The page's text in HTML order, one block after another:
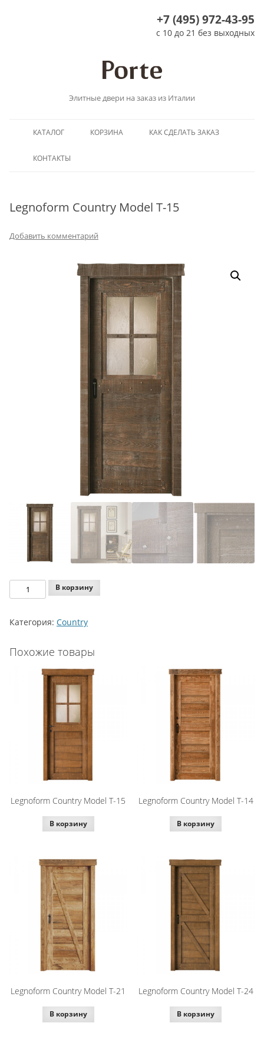
+7 (495) 972-43-95
с 10 до 21 без выходных
Элитные двери на заказ из Италии
КАТАЛОГ КОРЗИНА КАК СДЕЛАТЬ ЗАКАЗ
КОНТАКТЫ
Legnoform Country Model T-15
Добавить комментарий
Количество
Legnoform
Model
15
В корзину
Категория: Country
Похожие товары
Legnoform Country Model T-15
В корзину
Legnoform Country Model T-14
В корзину
Legnoform Country Model T-21
В корзину
Legnoform Country Model T-24
В корзину